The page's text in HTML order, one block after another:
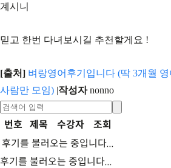
계시니
믿고 한번 다녀보시길 추천할게요 !
[출처] 벼랑영어후기입니다 (딱 3개월
사람만 모임) |작성자nonno
번호 제목 수강자
조회
후기를 불러오는 중입니다...
후기를 불러오는 중입니다...